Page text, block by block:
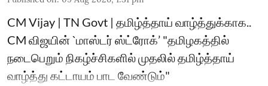
CM Vijay | TN Govt | தமிழ்த்தாய் வாழ்த்துக்காக..
CM விஜயின் `மாஸ்டர் ஸ்ட்ரோக்’ "தமிழகத்தில்
நடைபெறும் நிகழ்ச்சிகளில் முதலில் தமிழ்த்தாய்
வாழ்த்து கட்டாயம் பாட வேண்டும்"